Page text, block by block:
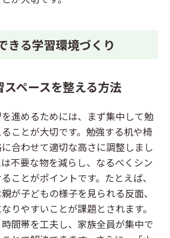
きる学習環境づくり
ペースを整える方法
進めるためには、まず集中して勉
ことが大切です。勉強する机や椅
合わせて適切な高さに調整しまし
不要な物を減らし、なるべくシン
ことがポイントです。たとえば、
が子どもの様子を見られる反面、
りやすいことが課題とされます。
間帯を工夫し、家族全員が集中で